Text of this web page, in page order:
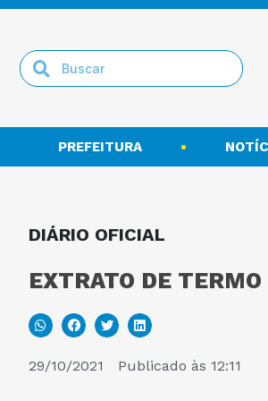
PREFEITURA
DIÁRIO OFICIAL
EXTRATO DE
29/10/2021 Publicado às 12:11